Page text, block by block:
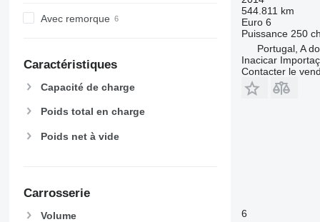
Avec remorque
Caractéristiques
Capacité de charge
Poids total en charge
Poids net à vide
Carrosserie
Volume
544.811 km
Euro 6
Puissance 250
Portugal, A
Inacicar
Contacter le
6